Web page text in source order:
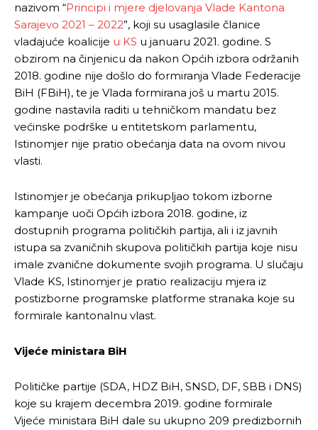
nazivom “Principi i mjere djelovanja Vlade Kantona
Sarajevo 2021 – 2022”, koji su usaglasile članice
vladajuće koalicije u KS u januaru 2021. godine. S
obzirom na činjenicu da nakon Općih izbora održanih
2018. godine nije došlo do formiranja Vlade Federacije
BiH (FBiH), te je Vlada formirana još u martu 2015.
godine nastavila raditi u tehničkom mandatu bez
većinske podrške u entitetskom parlamentu,
Istinomjer nije pratio obećanja data na ovom nivou
vlasti.
Istinomjer je obećanja prikupljao tokom izborne
kampanje uoči Općih izbora 2018. godine, iz
dostupnih programa političkih partija, ali i iz javnih
istupa sa zvaničnih skupova političkih partija koje nisu
imale zvanične dokumente svojih programa. U slučaju
Vlade KS, Istinomjer je pratio realizaciju mjera iz
postizborne programske platforme stranaka koje su
formirale kantonalnu vlast.
Vijeće ministara BiH
Političke partije (SDA, HDZ BiH, SNSD, DF, SBB i DNS)
koje su krajem decembra 2019. godine formirale
Vijeće ministara BiH dale su ukupno 209 predizbornih